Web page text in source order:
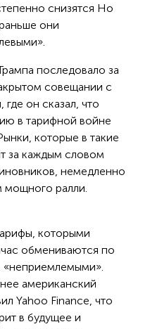
снизятся Но
они
последовало за
совещании с
он сказал, что
в тарифной войне
которые в такие
за каждым словом
немедленно
мощного ралли.
которыми
обмениваются по
«неприемлемыми».
американский
Yahoo Finance, что
в будущее и